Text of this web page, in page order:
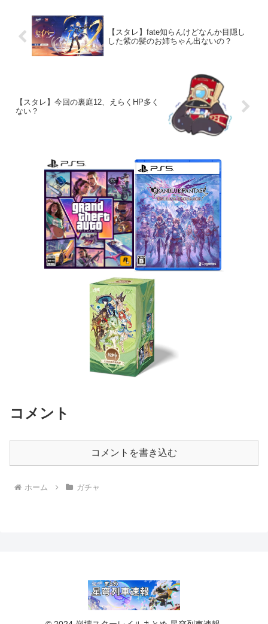
【スタレ】fate知らんけどなんか目隠し
した紫の髪のお姉ちゃん出ないの？
【スタレ】今回の裏庭12、えらくHP多く
ない？
コメント
コメントを書き込む
ホーム ガチャ